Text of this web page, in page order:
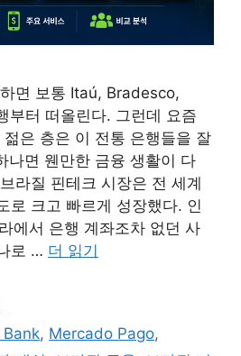
면 보통 Itaú, Bradesco,
부터 떠올린다. 그런데 요즘
은 층은 이 전통 은행들을 잘
나면 웬만한 금융 생활이 다
라질 핀테크 시장은 전 세계
로 크고 빠르게 성장했다. 인
에서 은행 계좌조차 없던 사
로 … 더 읽기
Bank, Mercado Pago,